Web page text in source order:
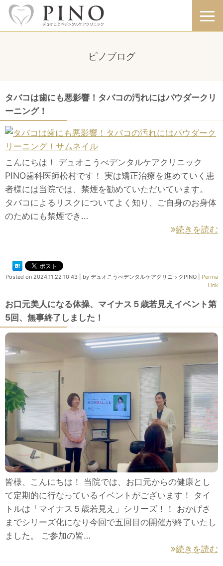
ピノブログ
タバコは歯にも悪影響！タバコの汚れにはパウダークリ
ーニング！
こんにちは！ デュオこうべデンタルケアクリニック
PINO歯科医師松村です！ 実は矯正治療を進めていく患
者様には当院では、禁煙を勧めていただいています。
タバコによるリスクについてよく知り、ご自身のお身体
のためにも禁煙でき…
続きを読む
Posted on 2024.11.22 10:43 by デュオこうべデンタルケアクリニックPINO
Perma
Link
お口元美人になる体操、マイナス５歳若見えイベント第
5回、無事終了しました！
皆様、こんにちは！ 当院では、お口元からの健康とし
て定期的に行なっているイベントがございます！ タイ
トルは「マイナス５歳若見え」シリーズ！！ おかげさ
までシリーズ化になり今回で五回目の開催が終了いたし
ました。 ご参加の皆…
続きを読む